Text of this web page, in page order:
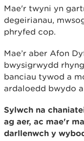
Mae'r twyni yn
degeirianau,
phryfed cop.
Mae’r aber Afon
bwysigrwydd
banciau tywod a
ardaloedd bwydo
Sylwch na
ag aer, ac mae'r
darllenwch y